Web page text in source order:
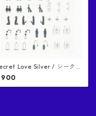
Love Silver / シークレ
トラブ シルバー ネイルシー